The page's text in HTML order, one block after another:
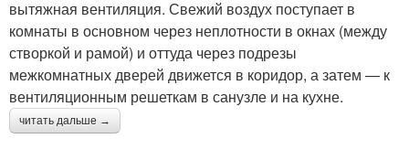
вытяжная вентиляция. Свежий воздух поступает в
комнаты в основном через неплотности в окнах (между
створкой и рамой) и оттуда через подрезы
межкомнатных дверей движется в коридор, а затем — к
вентиляционным решеткам в санузле и на кухне.
читать дальше →